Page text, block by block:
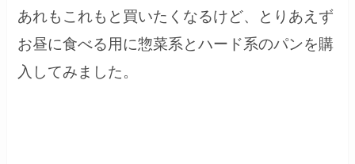
あれもこれもと買いたくなるけど、とりあえず
お昼に食べる用に惣菜系とハード系のパンを購
入してみました。